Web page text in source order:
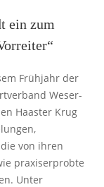
ein zum
Frühjahr der
Weser-
Haaster Krug
von ihren
praxiserprobte
Unter